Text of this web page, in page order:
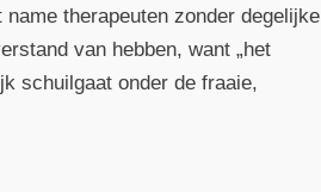
therapeuten zonder degelijke
van hebben, want „het
schuilgaat onder de fraaie,